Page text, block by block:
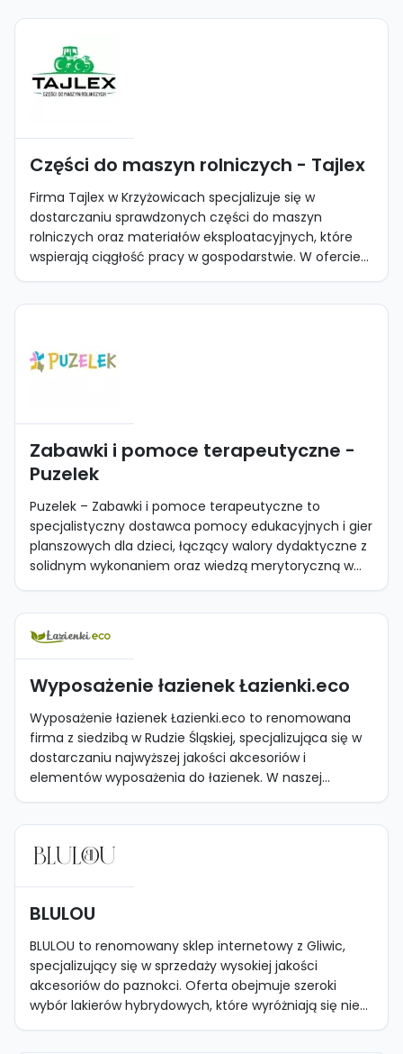
Części do maszyn rolniczych - Tajlex
Firma Tajlex w Krzyżowicach specjalizuje się w
dostarczaniu sprawdzonych części do maszyn
rolniczych oraz materiałów eksploatacyjnych, które
wspierają ciągłość pracy w gospodarstwie. W ofercie...
Zabawki i pomoce terapeutyczne -
Puzelek
Puzelek – Zabawki i pomoce terapeutyczne to
specjalistyczny dostawca pomocy edukacyjnych i gier
planszowych dla dzieci, łączący walory dydaktyczne z
solidnym wykonaniem oraz wiedzą merytoryczną w...
Wyposażenie łazienek Łazienki.eco
Wyposażenie łazienek Łazienki.eco to renomowana
firma z siedzibą w Rudzie Śląskiej, specjalizująca się w
dostarczaniu najwyższej jakości akcesoriów i
elementów wyposażenia do łazienek. W naszej...
BLULOU
BLULOU to renomowany sklep internetowy z Gliwic,
specjalizujący się w sprzedaży wysokiej jakości
akcesoriów do paznokci. Oferta obejmuje szeroki
wybór lakierów hybrydowych, które wyróżniają się nie...